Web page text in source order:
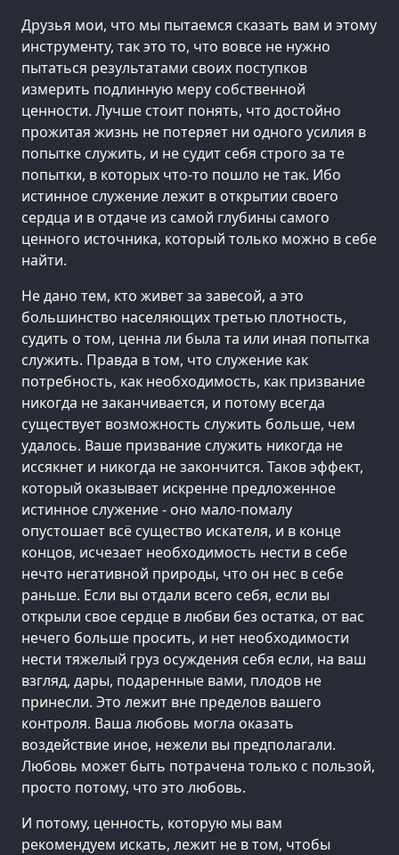
Друзья мои, что мы пытаемся сказать вам и этому
инструменту, так это то, что вовсе не нужно
пытаться результатами своих поступков
измерить подлинную меру собственной
ценности. Лучше стоит понять, что достойно
прожитая жизнь не потеряет ни одного усилия в
попытке служить, и не судит себя строго за те
попытки, в которых что-то пошло не так. Ибо
истинное служение лежит в открытии своего
сердца и в отдаче из самой глубины самого
ценного источника, который только можно в себе
найти.
Не дано тем, кто живет за завесой, а это
большинство населяющих третью плотность,
судить о том, ценна ли была та или иная попытка
служить. Правда в том, что служение как
потребность, как необходимость, как призвание
никогда не заканчивается, и потому всегда
существует возможность служить больше, чем
удалось. Ваше призвание служить никогда не
иссякнет и никогда не закончится. Таков эффект,
который оказывает искренне предложенное
истинное служение - оно мало-помалу
опустошает всё существо искателя, и в конце
концов, исчезает необходимость нести в себе
нечто негативной природы, что он нес в себе
раньше. Если вы отдали всего себя, если вы
открыли свое сердце в любви без остатка, от вас
нечего больше просить, и нет необходимости
нести тяжелый груз осуждения себя если, на ваш
взгляд, дары, подаренные вами, плодов не
принесли. Это лежит вне пределов вашего
контроля. Ваша любовь могла оказать
воздействие иное, нежели вы предполагали.
Любовь может быть потрачена только с пользой,
просто потому, что это любовь.
И потому, ценность, которую мы вам
рекомендуем искать, лежит не в том, чтобы